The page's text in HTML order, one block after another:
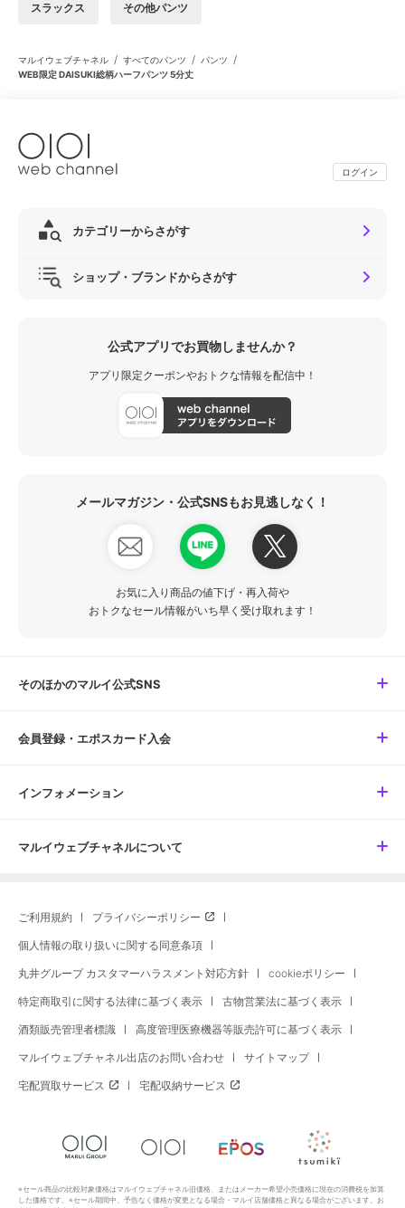
スラックス その他パンツ
マルイウェブチャネル / すべてのパンツ / パンツ /
WEB限定 DAISUKI総柄ハーフパンツ 5分丈
ログイン
カテゴリーからさがす
ショップ・ブランドからさがす
公式アプリでお買物しませんか？
アプリ限定クーポンやおトクな情報を配信中！
メールマガジン・公式SNSもお見逃しなく！
お気に入り商品の値下げ・再入荷や
おトクなセール情報がいち早く受け取れます！
そのほかのマルイ公式SNS
会員登録・エポスカード入会
インフォメーション
マルイウェブチャネルについて
ご利用規約 プライバシーポリシー
個人情報の取り扱いに関する同意条項
丸井グループ カスタマーハラスメント対応方針 cookieポリシー
特定商取引に関する法律に基づく表示 古物営業法に基づく表示
酒類販売管理者標識 高度管理医療機器等販売許可に基づく表示
マルイウェブチャネル出店のお問い合わせ サイトマップ
宅配買取サービス 宅配収納サービス
※セール商品の比較対象価格はマルイウェブチャネル旧価格、またはメーカー希望小売価格に現在の消費税を加算
した価格です。※セール期間中、予告なく価格が変更となる場合・マルイ店舗価格と異なる場合がございます。お